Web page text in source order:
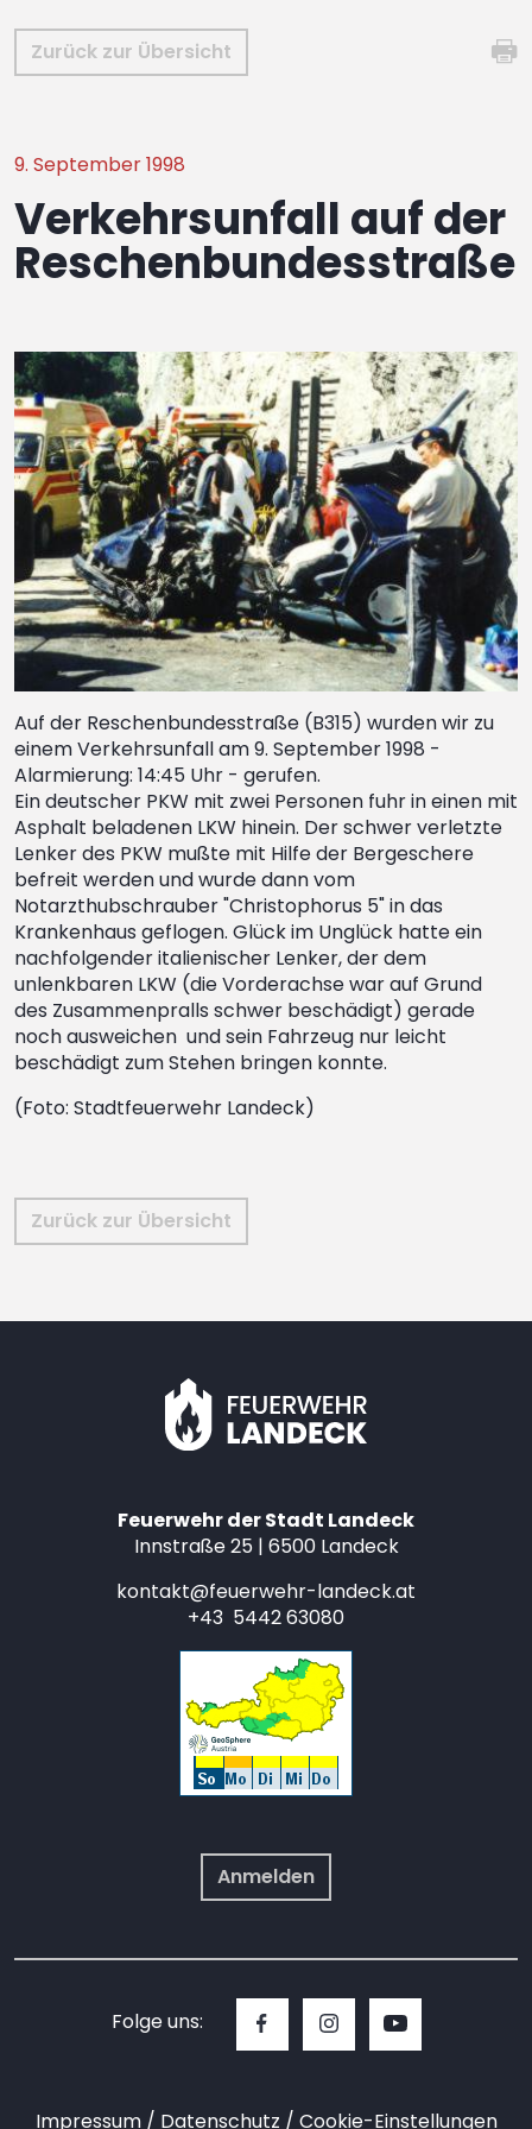
Zurück zur Übersicht
9. September 1998
Verkehrsunfall auf der
Reschenbundesstraße
Auf der Reschenbundesstraße (B315) wurden wir zu
einem Verkehrsunfall am 9. September 1998 -
Alarmierung: 14:45 Uhr - gerufen.
Ein deutscher PKW mit zwei Personen fuhr in einen mit
Asphalt beladenen LKW hinein. Der schwer verletzte
Lenker des PKW mußte mit Hilfe der Bergeschere
befreit werden und wurde dann vom
Notarzthubschrauber "Christophorus 5" in das
Krankenhaus geflogen. Glück im Unglück hatte ein
nachfolgender italienischer Lenker, der dem
unlenkbaren LKW (die Vorderachse war auf Grund
des Zusammenpralls schwer beschädigt) gerade
noch ausweichen und sein Fahrzeug nur leicht
beschädigt zum Stehen bringen konnte.
(Foto: Stadtfeuerwehr Landeck)
Zurück zur Übersicht
Feuerwehr der Stadt Landeck
Innstraße 25 | 6500 Landeck
kontakt@feuerwehr-landeck.at
+43 5442 63080
Anmelden
Folge uns:
Impressum Datenschutz Cookie-Einstellungen